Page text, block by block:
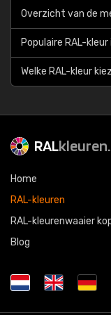
Overzicht van de
Populaire RAL-
Welke RAL-kleur
RAL
Home
RAL-kleuren
RAL-kleurenwaaier
Blog